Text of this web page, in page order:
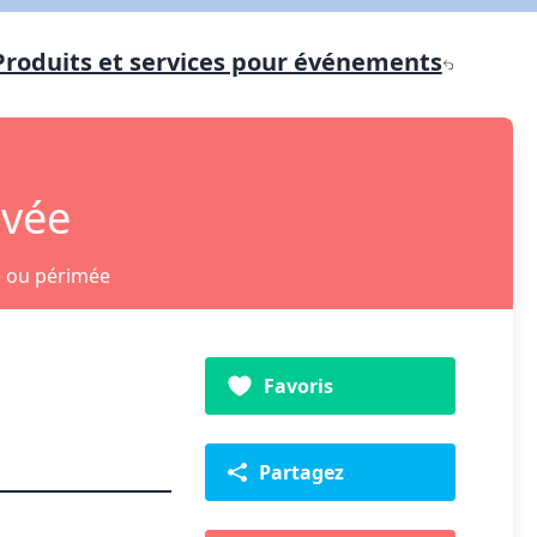
et services pour événements
ou périmée
Favoris
Partagez